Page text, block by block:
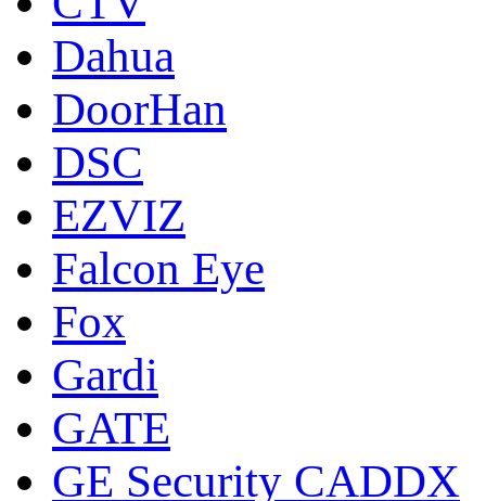
Dahua
DoorНan
DSC
EZVIZ
Falcon Eye
Fox
Gardi
GATE
GE Security CADDX